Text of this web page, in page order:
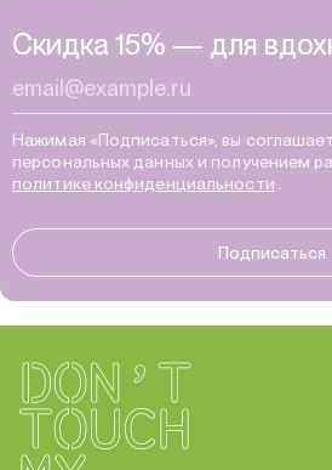
Скидка 15% — для
Нажимая «Подписаться», вы
персональных данных и получением
политике конфиденциальности
Подписаться